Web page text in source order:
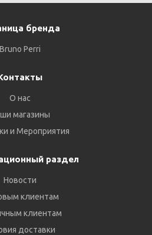
бренда
Bruno Perri
О нас
магазины
и Мероприятия
раздел
Новости
клиентам
клиентам
доставки